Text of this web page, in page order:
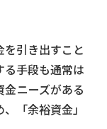
引き出すこと
手段も通常は
ニーズがある
「余裕資金」